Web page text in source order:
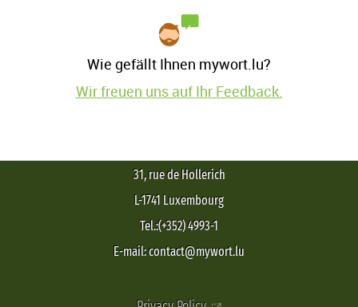
Wie gefällt Ihnen mywort.lu?
Wir freuen uns auf Ihr Feedback.
31, rue de Hollerich
L-1741 Luxembourg
Tel.:(+352) 4993-1
E-mail: contact@mywort.lu